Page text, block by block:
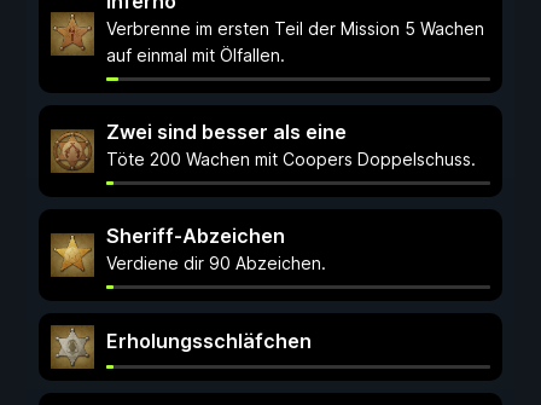
Verbrenne im ersten Teil der Mission 5 Wachen
auf einmal mit Ölfallen.
Zwei sind besser als eine
Töte 200 Wachen mit Coopers Doppelschuss.
Sheriff-Abzeichen
Verdiene dir 90 Abzeichen.
Erholungsschläfchen